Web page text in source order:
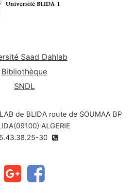
Saad Dahlab
Bibliothèque
SNDL
de BLIDA route de SOUMAA BP
ALGERIE